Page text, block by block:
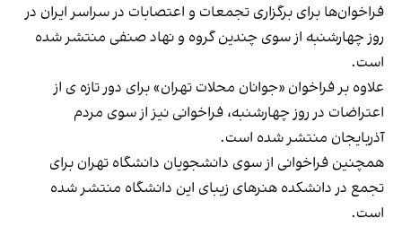
فراخوان‌ها برای برگزاری تجمعات و اعتصابات در سراسر ایران در
روز چهارشنبه از سوی چندین گروه و نهاد صنفی منتشر شده
است.
علاوه بر فراخوان «جوانان محلات تهران» برای دور تازه ‌ی از
اعتراضات در روز چهارشنبه، فراخوانی نیز از سوی مردم
آذربایجان منتشر شده است.
همچنین فراخوانی از سوی دانشجویان دانشگاه تهران برای
تجمع در دانشکده هنرهای زیبای این دانشگاه منتشر شده
است.